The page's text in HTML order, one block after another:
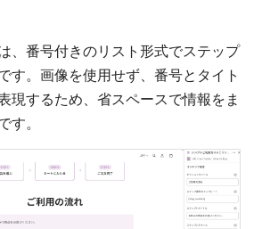
、番号付きのリスト形式でステップ
す。画像を使用せず、番号とタイト
現するため、省スペースで情報をま
す。